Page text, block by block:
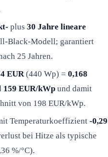
plus 30 Jahre lineare
Black-Modell; garantiert
25 Jahren.
EUR(440 Wp) = 0,168
159 EUR/kWp und damit
von 198 EUR/kWp.
Temperaturkoeffizient -0,29
bei Hitze als typische
%/°C).